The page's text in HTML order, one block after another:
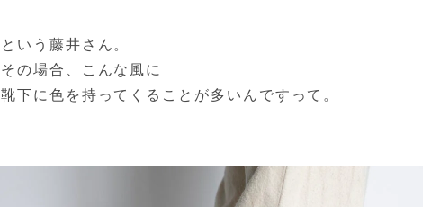
という藤井さん。
その場合、こんな風に
靴下に色を持ってくることが多いんですって。